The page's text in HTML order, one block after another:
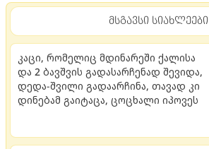
მსგავსი სიახლეები
კაცი, რომელიც მდი­ნა­რე­ში ქა­ლი­სა
და 2 ბავ­შვის გა­და­სარ­ჩე­ნად შე­ვი­და,
დედა-შვი­ლი გა­დაარ­ჩინა, თავად კი
დინებამ გაიტაცა, ცოცხალი იპოვეს